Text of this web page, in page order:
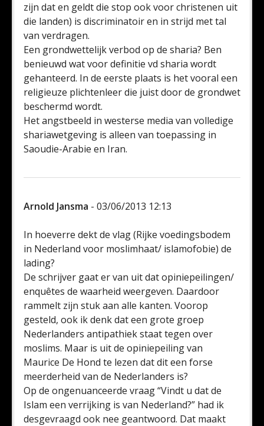
zijn dat en geldt die stop ook voor christenen uit
die landen) is discriminatoir en in strijd met tal
van verdragen.
Een grondwettelijk verbod op de sharia? Ben
benieuwd wat voor definitie vd sharia wordt
gehanteerd. In de eerste plaats is het vooral een
religieuze plichtenleer die juist door de grondwet
beschermd wordt.
Het angstbeeld in westerse media van volledige
shariawetgeving is alleen van toepassing in
Saoudie-Arabie en Iran.
Arnold Jansma - 03/06/2013 12:13
In hoeverre dekt de vlag (Rijke voedingsbodem
in Nederland voor moslimhaat/ islamofobie) de
lading?
De schrijver gaat er van uit dat opiniepeilingen/
enquêtes de waarheid weergeven. Daardoor
rammelt zijn stuk aan alle kanten. Voorop
gesteld, ook ik denk dat een grote groep
Nederlanders antipathiek staat tegen over
moslims. Maar is uit de opiniepeiling van
Maurice De Hond te lezen dat dit een forse
meerderheid van de Nederlanders is?
Op de ongenuanceerde vraag “Vindt u dat de
Islam een verrijking is van Nederland?” had ik
desgevraagd ook nee geantwoord. Dat maakt